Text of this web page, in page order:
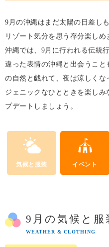
9月の沖縄はまだ太陽の日差し
リゾート気分を思う存分楽し
沖縄では、9月に行われる伝統
違った表情の沖縄と出会うこ
の自然と戯れて、夜は涼しくな
ジェニックなひとときを楽し
プデートしましょう。
気候と服装 イベント
9月の気候と服
WEATHER & CLOTHING